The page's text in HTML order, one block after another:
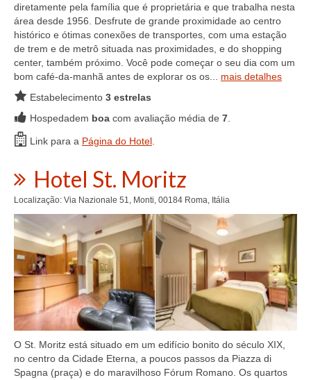
diretamente pela família que é proprietária e que trabalha nesta
área desde 1956. Desfrute de grande proximidade ao centro
histórico e ótimas conexões de transportes, com uma estação
de trem e de metrô situada nas proximidades, e do shopping
center, também próximo. Você pode começar o seu dia com um
bom café-da-manhã antes de explorar os os... mais detalhes
Estabelecimento 3 estrelas
Hospedadem boa com avaliação média de 7
Link para a Página do Hotel
Hotel St. Moritz
Localização: Via Nazionale 51, Monti, 00184 Roma, Itália
O St. Moritz está situado em um edifício bonito do século XIX,
no centro da Cidade Eterna, a poucos passos da Piazza di
Spagna (praça) e do maravilhoso Fórum Romano. Os quartos